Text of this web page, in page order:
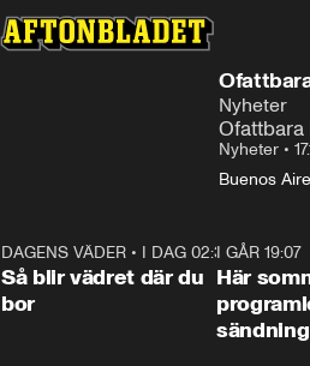
Nyheter
Ofattbara
Nyheter •
Buenos
1:06
DAGENS VÄDER • I DAG 02:30
Så blir vädret där du
bor
I GÅR 19:07
Här
sändning